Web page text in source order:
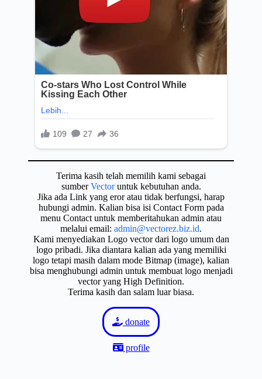
Terima kasih telah memilih kami sebagai
sumberVectoruntuk kebutuhan anda.
Jika ada Link yang eror atau tidak berfungsi, harap
hubungi admin. Kalian bisa isi Contact Form pada
menu Contact untuk memberitahukan admin atau
melalui email: admin@vectorez.biz.id.
Kami menyediakan Logo vector dari logo umum dan
logo pribadi. Jika diantara kalian ada yang memiliki
logo tetapi masih dalam mode Bitmap (image), kalian
bisa menghubungi admin untuk membuat logo menjadi
vector yang High Definition.
Terima kasih dan salam luar biasa.
donate
profile